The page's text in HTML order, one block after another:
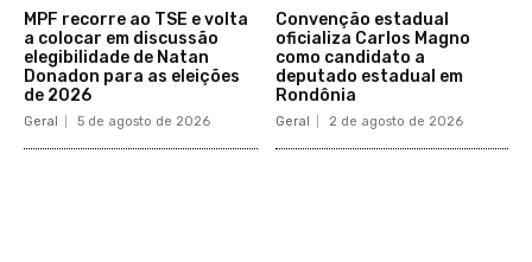
MPF recorre ao TSE e volta
a colocar em discussão
elegibilidade de Natan
Donadon para as eleições
de 2026
Geral 5 de agosto de 2026
Convenção estadual
oficializa Carlos Magno
como candidato a
deputado estadual em
Rondônia
Geral 2 de agosto de 2026